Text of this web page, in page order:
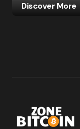
Discover More